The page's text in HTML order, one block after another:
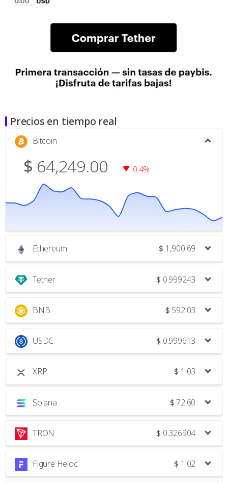
Precios en tiempo real
Bitcoin
$ 64,249.00 0.4%
Ethereum $ 1,900.69
Tether $ 0.999243
BNB $ 592.03
USDC $ 0.999613
XRP $ 1.03
Solana $72.60
TRON $ 0.326904
Figure Heloc $ 1.02